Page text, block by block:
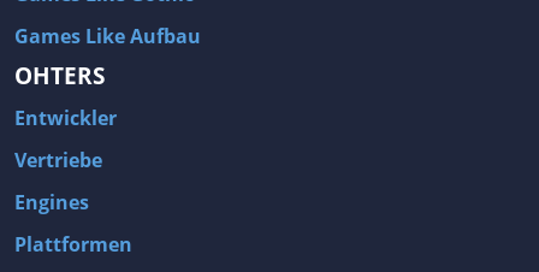
Games Like Aufbau
OHTERS
Entwickler
Vertriebe
Engines
Plattformen